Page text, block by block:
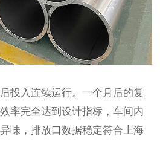
投入连续运行。一个月后的复
率完全达到设计指标，车间内
味，排放口数据稳定符合上海